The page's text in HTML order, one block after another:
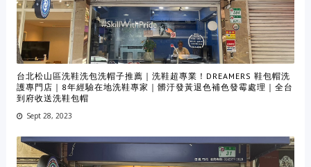
台北松山區洗鞋洗包洗帽子推薦｜洗鞋超專業！DREAMERS 鞋包帽洗
護專門店｜8年經驗在地洗鞋專家｜髒汙發黃退色補色發霉處理｜全台
到府收送洗鞋包帽
Sept 28, 2023